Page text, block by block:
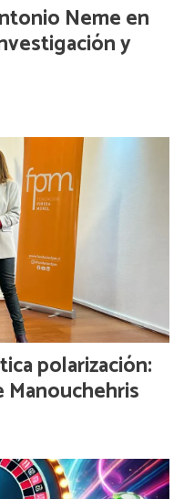
Neme en
y
polarización: